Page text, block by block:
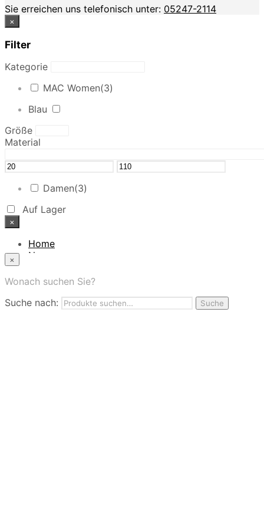
Sie erreichen uns telefonisch unter: 05247-2114
×
Filter
Kategorie
MAC Women(3)
Blau
Größe
Material
Damen(3)
Auf Lager
×
Home
News
App
Nutzungbedingungen
×
Wonach suchen Sie?
Suche nach:
Suche